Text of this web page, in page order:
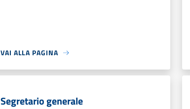
VAI ALLA PAGINA
Segretario generale